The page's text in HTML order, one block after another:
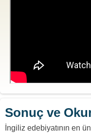
Sonuç ve
İngiliz edebiyatının en